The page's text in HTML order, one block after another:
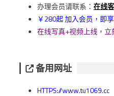
办理会员请联系：在线
￥280起 加入会员，即
在线写真+视频上线，立
备用网址
HTTPS://www.tu1069.cc